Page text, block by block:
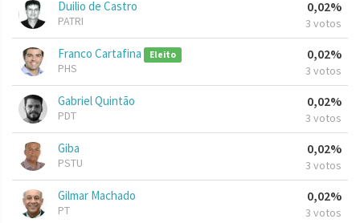
Duilio de Castro
PATRI
0,02%
3 votos
Franco Cartafina Eleito
PHS
0,02%
3 votos
Gabriel Quintão
PDT
0,02%
3 votos
Giba
PSTU
0,02%
3 votos
Gilmar Machado
PT
0,02%
3 votos